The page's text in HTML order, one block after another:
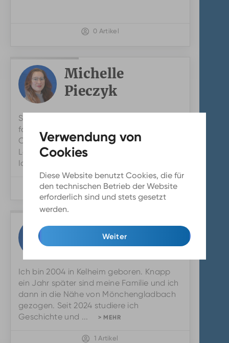
Diese Website benutzt Cookies, die für
den technischen Betrieb der Website
erforderlich sind und stets gesetzt
werden.
Weiter
0 Artikel
Pieczyk
Michelle
Pieczyk
Seit meiner Kindheit schreibe und
fotografiere ich gerne. Bei den
Campusmedien kann ich diese beiden
Leidenschaften miteinander verbinden.
Ich berichte am liebsten über ...
23 Artikel
Niko
Platzer
Ich bin 2004 in Kelheim geboren. Knapp
ein Jahr später sind meine Familie und ich
dann in die Nähe von Mönchengladbach
gezogen. Seit 2024 studiere ich
Geschichte und ...
> MEHR
1 Artikel